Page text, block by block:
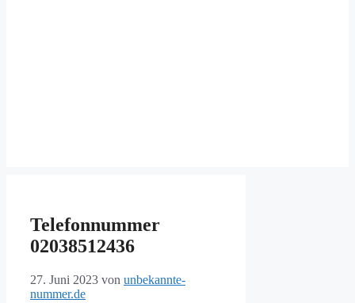
Telefonnummer
02038512436
27. Juni 2023 von unbekannte-
nummer.de